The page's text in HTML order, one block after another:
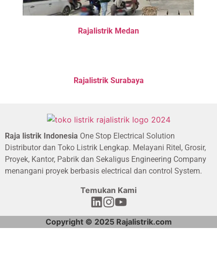
Rajalistrik Medan
Rajalistrik Surabaya
Raja listrik Indonesia One Stop Electrical Solution
Distributor dan Toko Listrik Lengkap. Melayani Ritel, Grosir,
Proyek, Kantor, Pabrik dan Sekaligus Engineering Company
menangani proyek berbasis electrical dan control System.
Temukan Kami
Copyright © 2025 Rajalistrik.com